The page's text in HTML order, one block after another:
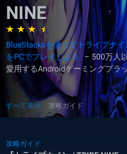
NINE
BlueStacksを使ってトライブナイ
をPCでプレイしよう – 500万人
愛用するAndroidゲーミングプラ
すべて表示 攻略ガイド
攻略ガイド